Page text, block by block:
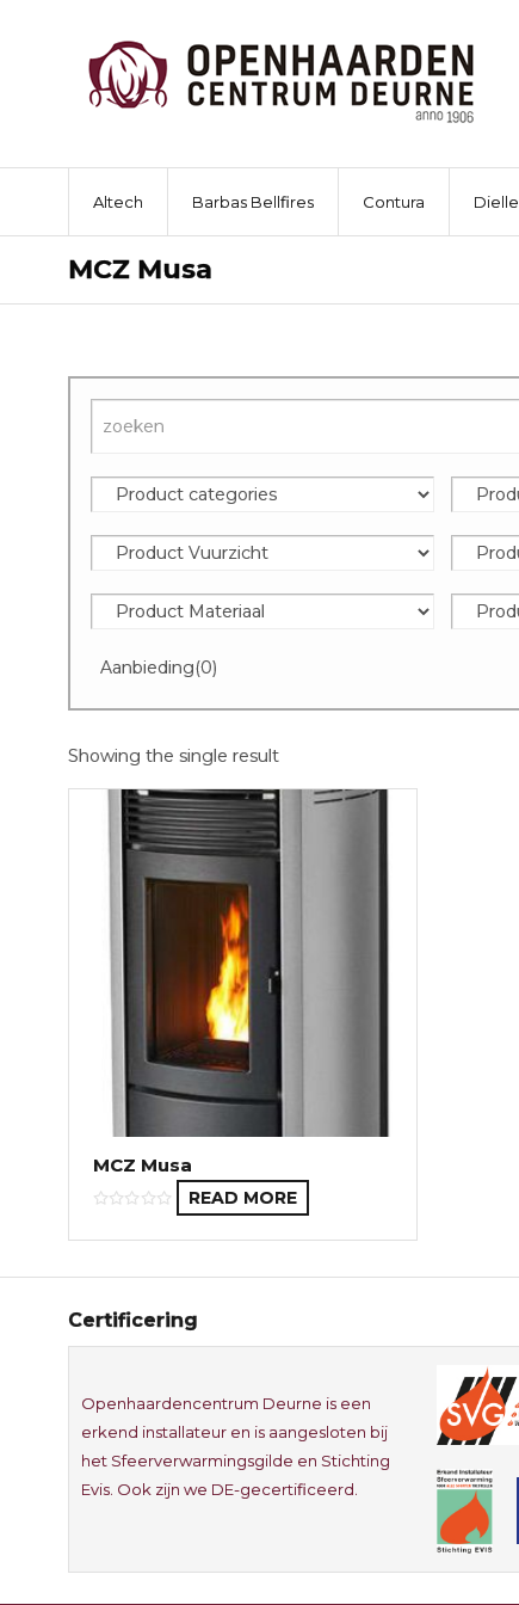
Altech Barbas Bellfires Contura Dielle
MCZ Musa
Aanbieding(0)
Showing the single result
MCZ Musa
READ MORE
Certificering
Openhaardencentrum Deurne is een
erkend installateur en is aangesloten bij
het Sfeerverwarmingsgilde en Stichting
Evis. Ook zijn we DE-gecertificeerd.